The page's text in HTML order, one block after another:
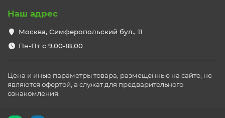
Наш адрес
Москва, Симферопольский бул., 11
Пн-Пт с 9,00-18,00
Цена и иные параметры товара, размещенные на сайте, не
являются офертой, а служат для предварительного
ознакомления.